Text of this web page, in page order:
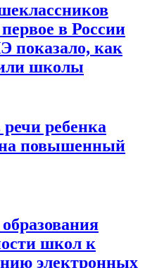
в России
показало, как
школы
ребенка
на повышенный
школ к
электронных